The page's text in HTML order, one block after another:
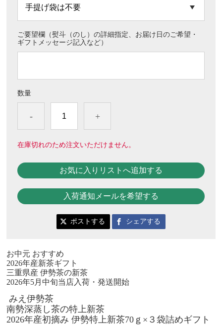
ご要望欄（熨斗（のし）の詳細指定、お届け日のご希望・
ギフトメッセージ記入など）
数量
- +
在庫切れのため注文いただけません。
お気に入りリストへ追加する
入荷通知メールを希望する
ポストする シェアする
お中元 おすすめ
2026年産新茶ギフト
三重県産 伊勢茶の新茶
2026年5月中旬当店入荷・発送開始
みえ伊勢茶
南勢深蒸し茶の特上新茶
2026年産初摘み 伊勢特上新茶70ｇ×３袋詰めギフト